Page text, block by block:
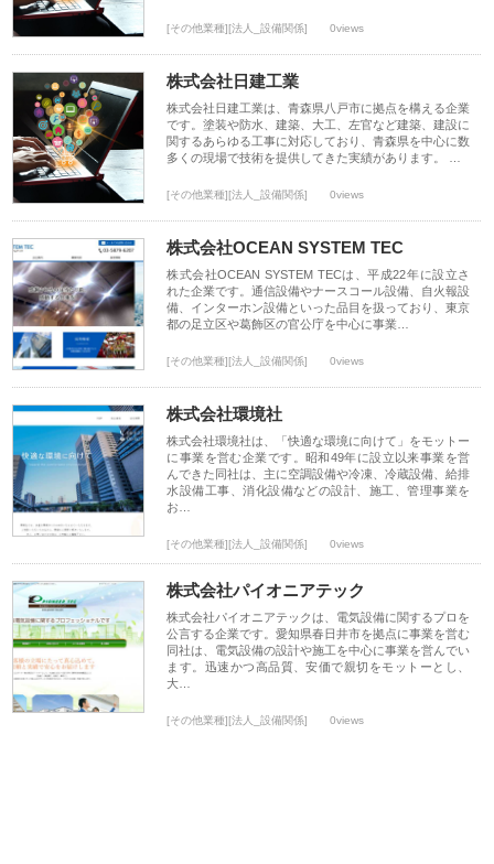
[その他業種][法人_設備関係] 0views
株式会社日建工業
株式会社日建工業は、青森県八戸市に拠点を構える企業
です。塗装や防水、建築、大工、左官など建築、建設に
関するあらゆる工事に対応しており、青森県を中心に数
多くの現場で技術を提供してきた実績があります。 …
[その他業種][法人_設備関係] 0views
株式会社OCEAN SYSTEM TEC
株式会社OCEAN SYSTEM TECは、平成22年に設立さ
れた企業です。通信設備やナースコール設備、自火報設
備、インターホン設備といった品目を扱っており、東京
都の足立区や葛飾区の官公庁を中心に事業…
[その他業種][法人_設備関係] 0views
株式会社環境社
株式会社環境社は、「快適な環境に向けて」をモットー
に事業を営む企業です。昭和49年に設立以来事業を営
んできた同社は、主に空調設備や冷凍、冷蔵設備、給排
水設備工事、消化設備などの設計、施工、管理事業を
お…
[その他業種][法人_設備関係] 0views
株式会社パイオニアテック
株式会社パイオニアテックは、電気設備に関するプロを
公言する企業です。愛知県春日井市を拠点に事業を営む
同社は、電気設備の設計や施工を中心に事業を営んでい
ます。迅速かつ高品質、安価で親切をモットーとし、
大…
[その他業種][法人_設備関係] 0views